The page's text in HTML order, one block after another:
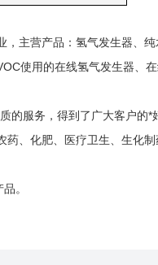
，主营产品：氢气发生器、
使用的在线氢气发生器、
的服务，得到了广大客户的*
、化肥、医疗卫生、生化
。